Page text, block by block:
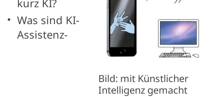
Bild: mit Künstlicher
Intelligenz gemacht
kurz KI?
Was sind KI-
Assistenz-